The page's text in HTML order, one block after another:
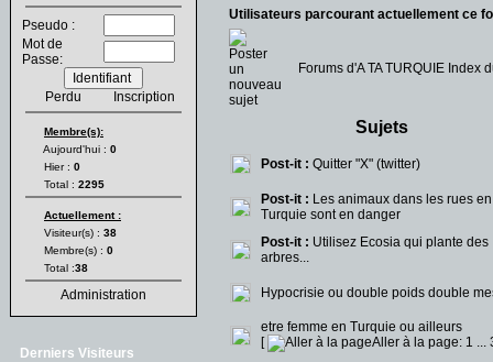
Pseudo :
Mot de
Passe:
Perdu Inscription
Membre(s):
Aujourd'hui : 0
Hier : 0
Total : 2295
Actuellement :
Visiteur(s) : 38
Membre(s) : 0
Total :38
Administration
Derniers Visiteurs
Utilisateurs parcourant actuellement ce
Forums d'A TA TURQUIE Index
Sujets
Post-it : Quitter "X" (twitter)
Post-it : Les animaux dans les rues en
Turquie sont en danger
Post-it : Utilisez Ecosia qui plante des
arbres...
Hypocrisie ou double poids double
etre femme en Turquie ou ailleurs
[
Aller à la page: 1 ...